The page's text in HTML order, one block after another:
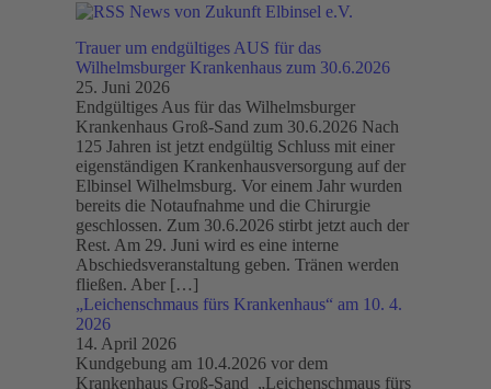
News von Zukunft Elbinsel e.V.
Trauer um endgültiges AUS für das
Wilhelmsburger Krankenhaus zum 30.6.2026
25. Juni 2026
Endgültiges Aus für das Wilhelmsburger
Krankenhaus Groß-Sand zum 30.6.2026 Nach
125 Jahren ist jetzt endgültig Schluss mit einer
eigenständigen Krankenhausversorgung auf der
Elbinsel Wilhelmsburg. Vor einem Jahr wurden
bereits die Notaufnahme und die Chirurgie
geschlossen. Zum 30.6.2026 stirbt jetzt auch der
Rest. Am 29. Juni wird es eine interne
Abschiedsveranstaltung geben. Tränen werden
fließen. Aber […]
„Leichenschmaus fürs Krankenhaus“ am 10. 4.
2026
14. April 2026
Kundgebung am 10.4.2026 vor dem
Krankenhaus Groß-Sand „Leichenschmaus fürs